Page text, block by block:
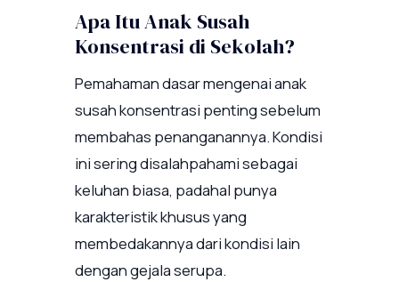
Apa Itu Anak Susah
Konsentrasi di Sekolah?
Pemahaman dasar mengenai anak
susah konsentrasi penting sebelum
membahas penanganannya. Kondisi
ini sering disalahpahami sebagai
keluhan biasa, padahal punya
karakteristik khusus yang
membedakannya dari kondisi lain
dengan gejala serupa.